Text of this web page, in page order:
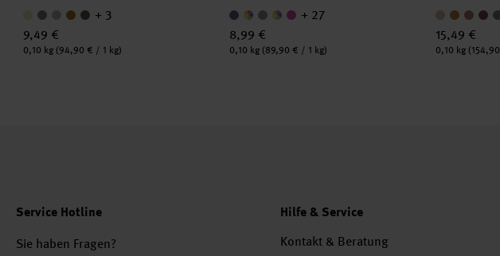
+ 3
9,49 €
Inhalt:
0,10 kg (94,90 € / 1 kg)
+ 27
8,99 €
Inhalt:
0,10 kg (89,90 € / 1 kg)
15,49 €
Inhalt:
0,10 kg
Service Hotline
Sie haben Fragen?
Hilfe & Service
Kontakt & Beratung